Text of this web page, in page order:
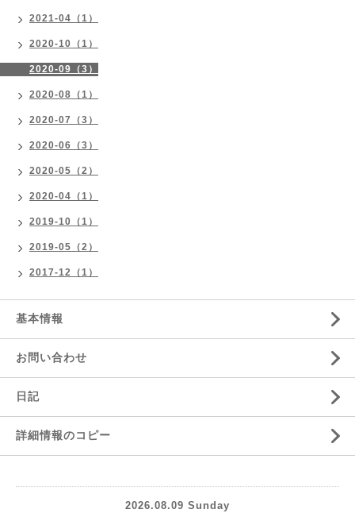
2021-04（1）
2020-10（1）
2020-09（3）
2020-08（1）
2020-07（3）
2020-06（3）
2020-05（2）
2020-04（1）
2019-10（1）
2019-05（2）
2017-12（1）
基本情報
お問い合わせ
日記
詳細情報のコピー
2026.08.09 Sunday